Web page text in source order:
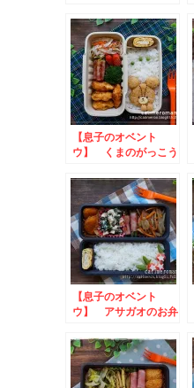
【息子のオベント
ウ】 くまのがっこう
【息子のオベント
ウ】 アサガオのお弁